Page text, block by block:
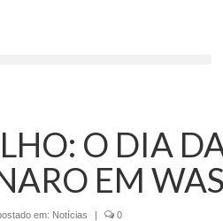
O DIA
EM
em: Notícias | 0